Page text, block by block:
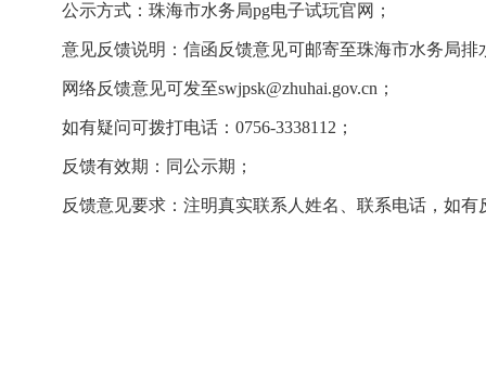
公示方式：珠海市水务局pg电子试玩官网；
意见反馈说明：信函反馈意见可邮寄至珠海市水务局排
网络反馈意见可发至swjpsk@zhuhai.gov.cn ；
如有疑问可拨打电话：0756-3338112；
反馈有效期：同公示期；
反馈意见要求：注明真实联系人姓名、联系电话，如有